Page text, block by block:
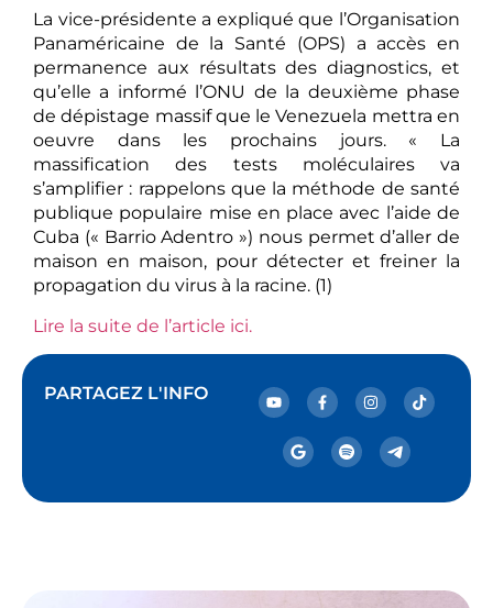
La vice-présidente a expliqué que l’Organisation
Panaméricaine de la Santé (OPS) a accès en
permanence aux résultats des diagnostics, et
qu’elle a informé l’ONU de la deuxième phase
de dépistage massif que le Venezuela mettra en
oeuvre dans les prochains jours. « La
massification des tests moléculaires va
s’amplifier : rappelons que la méthode de santé
publique populaire mise en place avec l’aide de
Cuba (« Barrio Adentro ») nous permet d’aller de
maison en maison, pour détecter et freiner la
propagation du virus à la racine. (1)
Lire la suite de l’article ici.
PARTAGEZ L'INFO